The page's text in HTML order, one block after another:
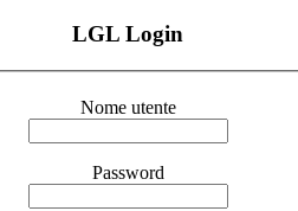
LGL Login
Nome utente
Password